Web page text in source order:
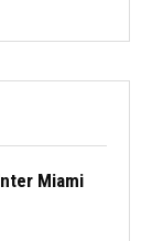
Miami